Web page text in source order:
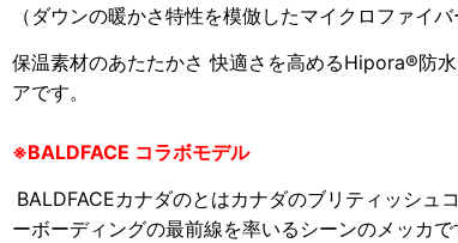
（ ダウンの暖かさ特性を模倣したマイクロファイ
保温素材のあたたかさ 快適さ を高めるHipora®防
アです。
※BALDFACE コラボモデル
BALDFACEカナダのとはカナダのブリティッシュ
ーボーディングの最前線を率いるシーンのメッカで